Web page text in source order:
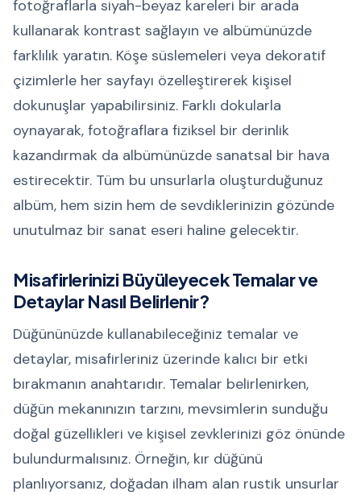
fotoğraflarla siyah-beyaz kareleri bir arada
kullanarak kontrast sağlayın ve albümünüzde
farklılık yaratın. Köşe süslemeleri veya dekoratif
çizimlerle her sayfayı özelleştirerek kişisel
dokunuşlar yapabilirsiniz. Farklı dokularla
oynayarak, fotoğraflara fiziksel bir derinlik
kazandırmak da albümünüzde sanatsal bir hava
estirecektir. Tüm bu unsurlarla oluşturduğunuz
albüm, hem sizin hem de sevdiklerinizin gözünde
unutulmaz bir sanat eseri haline gelecektir.
Misafirlerinizi Büyüleyecek Temalar ve
Detaylar Nasıl Belirlenir?
Düğününüzde kullanabileceğiniz temalar ve
detaylar, misafirleriniz üzerinde kalıcı bir etki
bırakmanın anahtarıdır. Temalar belirlenirken,
düğün mekanınızın tarzını, mevsimlerin sunduğu
doğal güzellikleri ve kişisel zevklerinizi göz önünde
bulundurmalısınız. Örneğin, kır düğünü
planlıyorsanız, doğadan ilham alan rustik unsurlar